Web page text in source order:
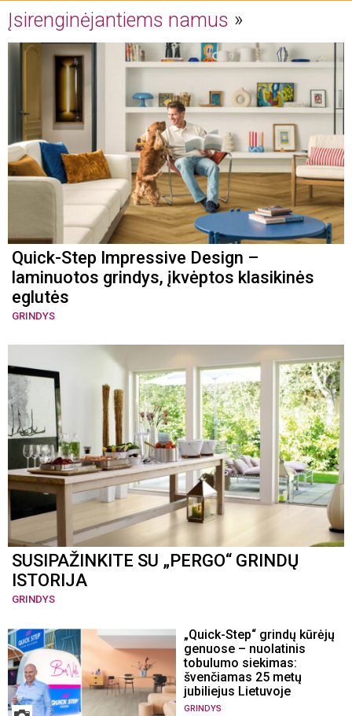
Įsirenginėjantiems namus
Quick-Step Impressive Design –
laminuotos grindys, įkvėptos klasikinės
eglutės
GRINDYS
SUSIPAŽINKITE SU „PERGO“ GRINDŲ
ISTORIJA
GRINDYS
„Quick-Step“ grindų kūrėjų
genuose – nuolatinis
tobulumo siekimas:
švenčiamas 25 metų
jubiliejus Lietuvoje
GRINDYS